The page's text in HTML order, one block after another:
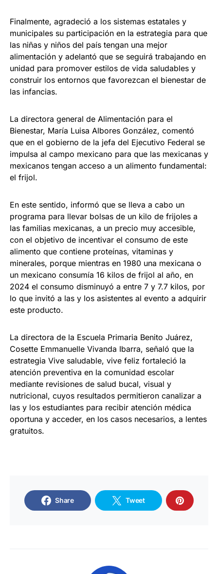
Finalmente, agradeció a los sistemas estatales y
municipales su participación en la estrategia para que
las niñas y niños del país tengan una mejor
alimentación y adelantó que se seguirá trabajando en
unidad para promover estilos de vida saludables y
construir los entornos que favorezcan el bienestar de
las infancias.
La directora general de Alimentación para el
Bienestar, María Luisa Albores González, comentó
que en el gobierno de la jefa del Ejecutivo Federal se
impulsa al campo mexicano para que las mexicanas y
mexicanos tengan acceso a un alimento fundamental:
el frijol.
En este sentido, informó que se lleva a cabo un
programa para llevar bolsas de un kilo de frijoles a
las familias mexicanas, a un precio muy accesible,
con el objetivo de incentivar el consumo de este
alimento que contiene proteínas, vitaminas y
minerales, porque mientras en 1980 una mexicana o
un mexicano consumía 16 kilos de frijol al año, en
2024 el consumo disminuyó a entre 7 y 7.7 kilos, por
lo que invitó a las y los asistentes al evento a adquirir
este producto.
La directora de la Escuela Primaria Benito Juárez,
Cosette Emmanuelle Vivanda Ibarra, señaló que la
estrategia Vive saludable, vive feliz fortaleció la
atención preventiva en la comunidad escolar
mediante revisiones de salud bucal, visual y
nutricional, cuyos resultados permitieron canalizar a
las y los estudiantes para recibir atención médica
oportuna y acceder, en los casos necesarios, a lentes
gratuitos.
Share Tweet